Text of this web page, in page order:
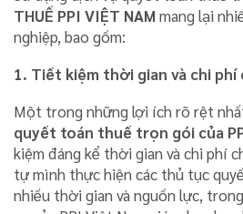
THUẾ PPI VIỆT NAMmang lại
nghiệp, bao gồm:
1. Tiết kiệm thời gian và chi phí
Một trong những lợi ích rõ rệt
quyết toán thuế trọn gói của
kiệm đáng kể thời gian và chi phí
tự mình thực hiện các thủ tục
nhiều thời gian và nguồn lực,